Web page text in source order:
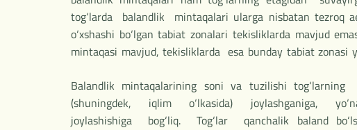
tog‘larda balandlik mintaqalari ularga nisbatan tezroq
o‘xshashi bo‘lgan tabiat zonalari tekisliklarda mavjud
mintaqasi mavjud, tekisliklarda esa bunday tabiat zonasi
Balandlik mintaqalarining soni va tuzilishi
(shuningdek, iqlim o‘lkasida) joylashganiga,
joylashishiga bog‘liq. Tog‘lar qanchalik baland